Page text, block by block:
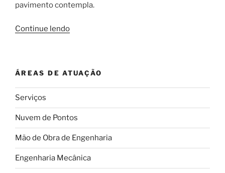
pavimento contempla.
Continue lendo“Pavimento
vão
muito
ÁREAS DE ATUAÇÃO
Serviços
Nuvem de Pontos
Mão de Obra de Engenharia
Engenharia Mecânica